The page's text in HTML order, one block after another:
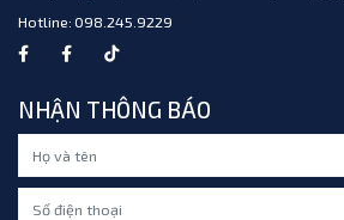
Hotline: 098.245.9229
NHẬN THÔNG BÁO